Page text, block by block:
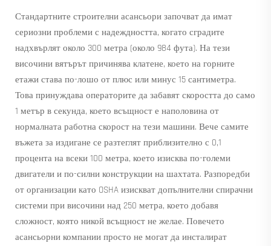
Стандартните строителни асансьори започват да имат
сериозни проблеми с надеждността, когато сградите
надхвърлят около 300 метра (около 984 фута). На тези
височини вятърът причинява клатене, което на горните
етажи става по-лошо от плюс или минус 15 сантиметра.
Това принуждава операторите да забавят скоростта до само
1 метър в секунда, което всъщност е наполовина от
нормалната работна скорост на тези машини. Вече самите
въжета за издигане се разтеглят приблизително с 0,1
процента на всеки 100 метра, което изисква по-големи
двигатели и по-силни конструкции на шахтата. Разпоредби
от организации като OSHA изискват допълнителни спирачни
системи при височини над 250 метра, което добавя
сложност, която никой всъщност не желае. Повечето
асансьорни компании просто не могат да инсталират